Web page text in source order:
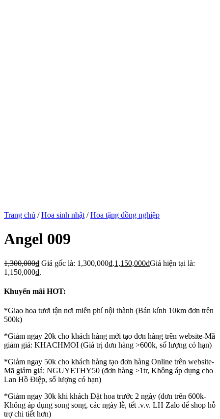
Trang chủ / Hoa sinh nhật / Hoa tặng đồng nghiệp
Angel 009
1,300,000₫ Giá gốc là: 1,300,000₫.1,150,000₫Giá hiện tại là:
1,150,000₫.
Khuyến mãi HOT:
*Giao hoa tươi tận nơi miễn phí nội thành (Bán kính 10km đơn trên
500k)
*Giảm ngay 20k cho khách hàng mới tạo đơn hàng trên website-Mã
giảm giá: KHACHMOI (Giá trị đơn hàng >600k, số lượng có hạn)
*Giảm ngay 50k cho khách hàng tạo đơn hàng Online trên website-
Mã giảm giá: NGUYETHY50 (đơn hàng >1tr, Không áp dụng cho
Lan Hồ Điệp, số lượng có hạn)
*Giảm ngay 30k khi khách Đặt hoa trước 2 ngày (đơn trên 600k-
Không áp dụng song song, các ngày lễ, tết .v.v. LH Zalo để shop hỗ
trợ chi tiết hơn)